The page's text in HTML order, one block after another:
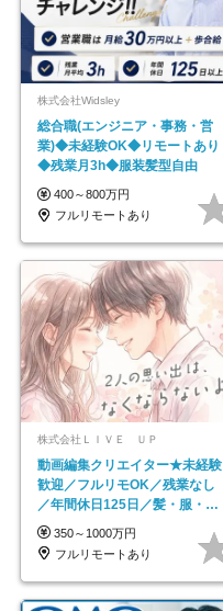
株式会社Widsley
総合職(エンジニア・事務・営
業)◆未経験OK◆リモートあり
◆残業月3h◆服装髪型自由
400～800万円
フルリモートあり
株式会社ＬＩＶＥ ＵＰ
動画編集クリエイター★未経験
歓迎／フルリモOK／残業なし
／年間休日125日／髪・服・ネ
イル自由／研修充実で安心
350～1000万円
フルリモートあり